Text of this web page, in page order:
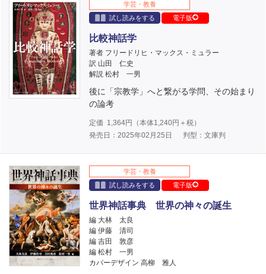
学芸・教養
試し読みをする
電子版
比較神話学
著者 フリードリヒ・マックス・ミュラー
訳 山田 仁史
解説 松村 一男
後に「宗教学」へと繋がる学問、その始まり
の論考
定価 1,364円（本体1,240円＋税）
発売日：2025年02月25日
判型：文庫判
学芸・教養
試し読みをする
電子版
世界神話事典 世界の神々の誕生
編 大林 太良
編 伊藤 清司
編 吉田 敦彦
編 松村 一男
カバーデザイン 高柳 雅人